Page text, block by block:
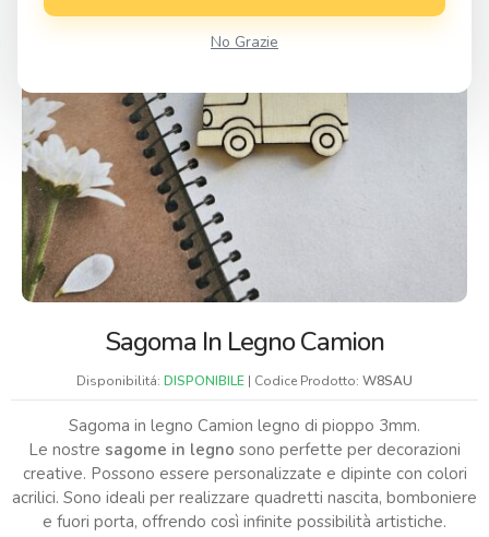
Sagoma In Legno Camion
Disponibilitá: DISPONIBILE | Codice Prodotto: W8SAU
Sagoma in legno Camion legno di pioppo 3mm.
Le nostre sagome in legno sono perfette per decorazioni
creative. Possono essere personalizzate e dipinte con colori
acrilici. Sono ideali per realizzare quadretti nascita, bomboniere
e fuori porta, offrendo così infinite possibilità artistiche.
No Grazie